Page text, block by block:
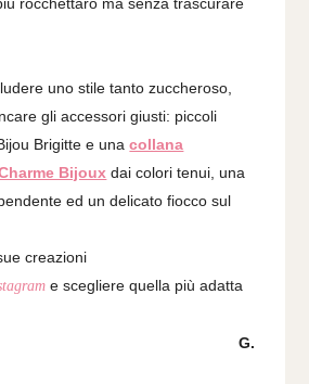
rocchettaro ma senza trascurare
uno stile tanto zuccheroso,
gli accessori giusti: piccoli
Brigitte e unacollana
Bijoux dai colori tenui, una
ed un delicato fiocco sul
creazioni
e scegliere quella più adatta
G.